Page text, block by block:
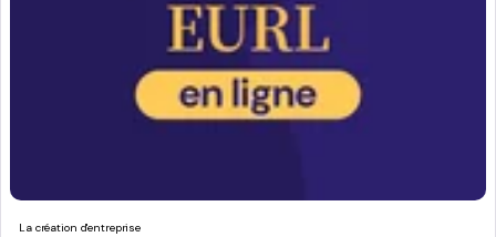
La création d'entreprise